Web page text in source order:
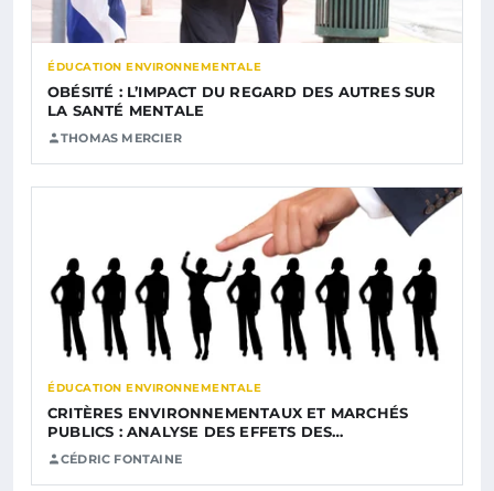
ÉDUCATION ENVIRONNEMENTALE
OBÉSITÉ : L’IMPACT DU REGARD DES AUTRES SUR
LA SANTÉ MENTALE
THOMAS MERCIER
ÉDUCATION ENVIRONNEMENTALE
CRITÈRES ENVIRONNEMENTAUX ET MARCHÉS
PUBLICS : ANALYSE DES EFFETS DES…
CÉDRIC FONTAINE